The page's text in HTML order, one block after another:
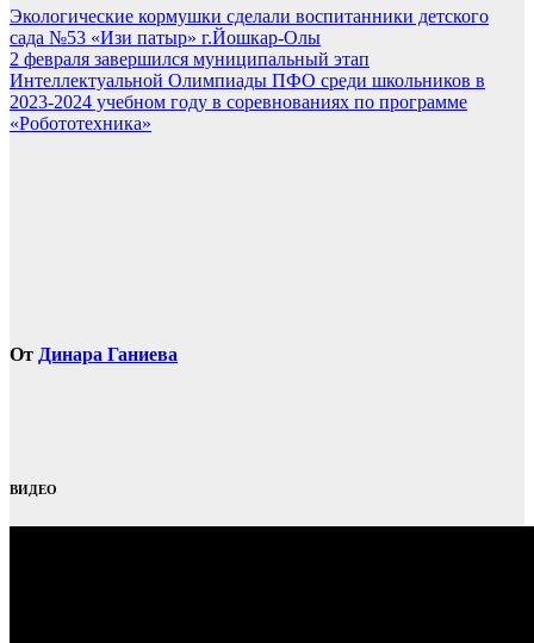
Навигация
по
записям
Экологические кормушки сделали воспитанники детского
сада №53 «Изи патыр» г.Йошкар-Олы
2 февраля завершился муниципальный этап
Интеллектуальной Олимпиады ПФО среди школьников в
2023-2024 учебном году в соревнованиях по программе
«Робототехника»
От Динара Ганиева
ВИДЕО